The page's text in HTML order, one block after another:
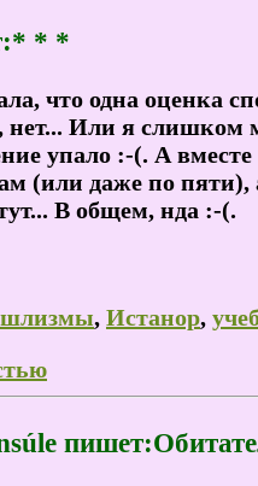
* *
что одна оценка
нет... Или я слишком
упало :-(. А
(или даже по пяти),
В общем, нда :-(.
, Истанор,